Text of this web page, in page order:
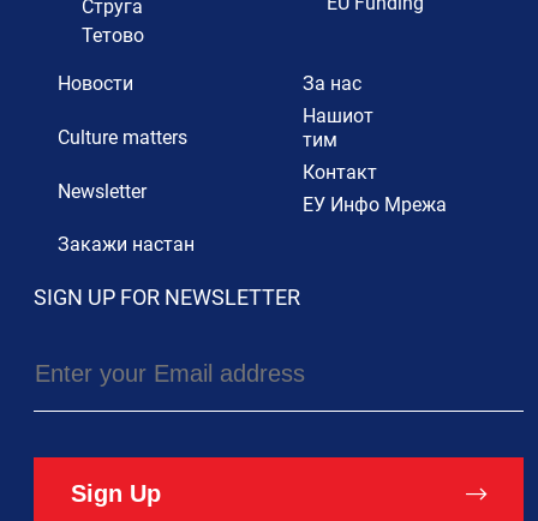
Струга
Тетово
Новости
Culture matters
Newsletter
Закажи настан
За нас
Нашиот
тим
Контакт
ЕУ Инфо Мрежа
SIGN UP FOR NEWSLETTER
Sign Up